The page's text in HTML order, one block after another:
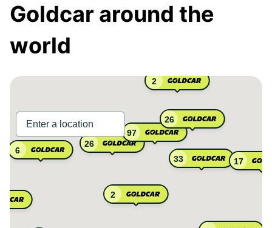
Goldcar around the
world
2
26
97
33
26
2
6
17